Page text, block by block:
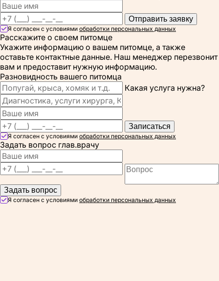
Отправить заявку
Я согласен с условиями обработки персональных данных
Расскажите о своем питомце
Укажите информацию о вашем питомце, а также
оставьте контактные данные. Наш менеджер перезвонит
вам и предоставит нужную информацию.
Разновидность вашего питомца
Какая услуга нужна?
Записаться
Я согласен с условиями обработки персональных данных
Задать вопрос глав.врачу
Задать вопрос
Я согласен с условиями обработки персональных данных